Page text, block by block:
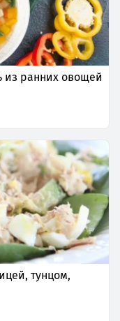
из ранних овощей
тунцом,